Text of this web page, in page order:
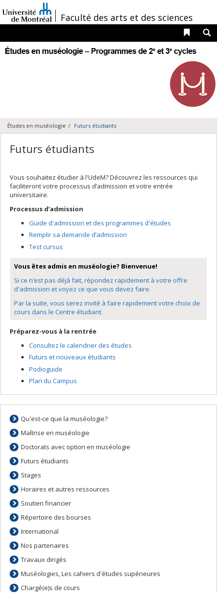
au
contenu
/Faculté des arts et des sciences
Liens
Navigation
principale
Études en muséologie Futurs étudiants
Futurs étudiants
Vous souhaitez étudier à l'UdeM? Découvrez les ressources qui
faciliteront votre processus d’admission et votre entrée
universitaire.
Processus d’admission
Guide d'admission et des programmes d'études
Remplir sa demande d’admission
Test cursus
Vous êtes admis en muséologie? Bienvenue!
Si ce n’est pas déjà fait, répondez rapidement à votre offre
d'admission et voyez ce que vous devez faire.
Par la suite, vous serez invité à faire rapidement votre choix de
cours dans le Centre étudiant.
Préparez-vous à la rentrée
Consultez le calendrier des études
Futurs et nouveaux étudiants
Podioguide
Plan du Campus
Qu'est-ce que la muséologie?
Maîtrise en muséologie
Doctorats avec option en muséologie
Futurs étudiants
Stages
Horaires et autres ressources
Soutien financier
Répertoire des bourses
International
Nos partenaires
Travaux dirigés
Muséologies, Les cahiers d'études supérieures
Chargé(e)s de cours